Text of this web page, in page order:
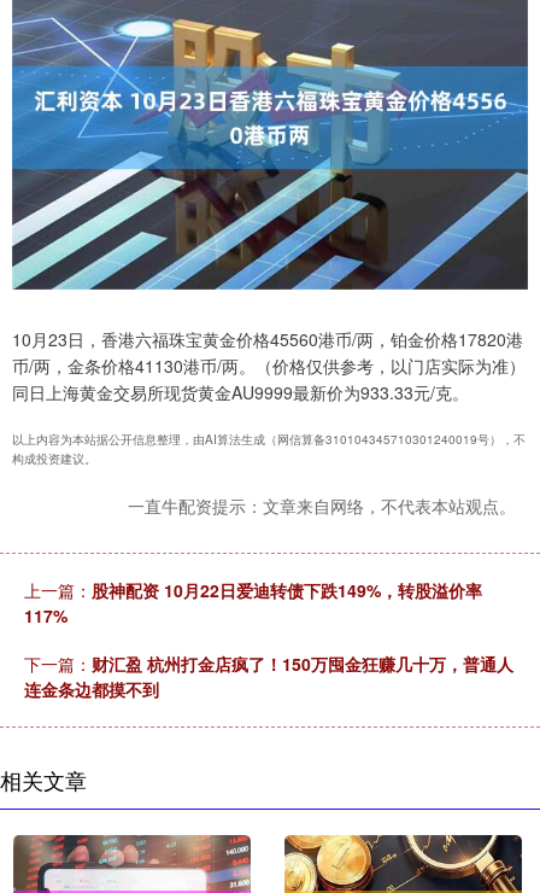
10月23日，香港六福珠宝黄金价格45560港币/两，铂金价格17820港
币/两，金条价格41130港币/两。（价格仅供参考，以门店实际为准）
同日上海黄金交易所现货黄金AU9999最新价为933.33元/克。
以上内容为本站据公开信息整理，由AI算法生成（网信算备310104345710301240019号），不
构成投资建议。
一直牛配资提示：文章来自网络，不代表本站观点。
上一篇： 股神配资 10月22日爱迪转债下跌149%，转股溢价率
117%
下一篇： 财汇盈 杭州打金店疯了！150万囤金狂赚几十万，普通人
连金条边都摸不到
相关文章